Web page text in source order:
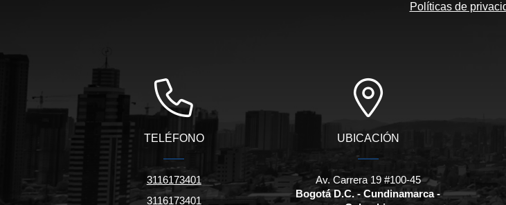
Políticas de
TELÉFONO
3116173401
3116173401
UBICACIÓN
Av. Carrera 19 #100-45
Bogotá D.C. - Cundinamarca -